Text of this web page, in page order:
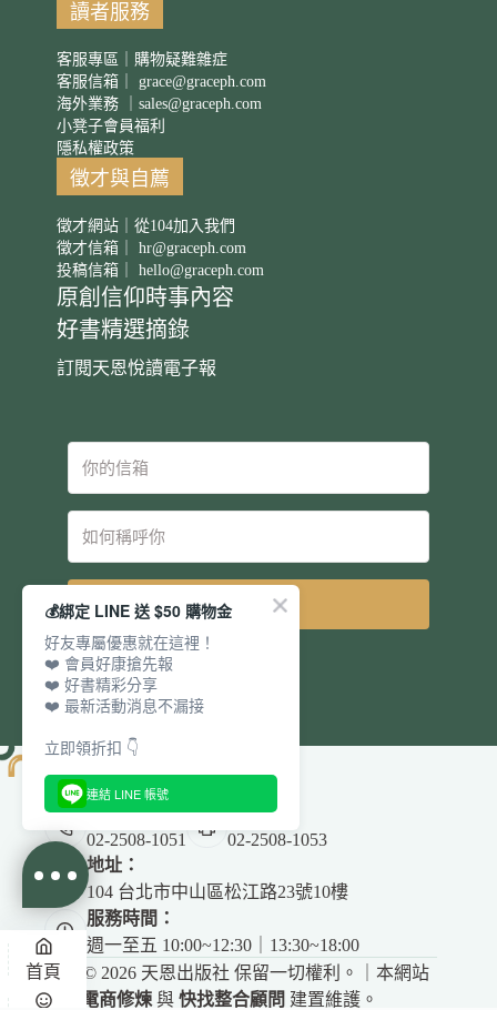
讀者服務
客服專區｜購物疑難雜症
客服信箱｜ grace@graceph.com
海外業務 ｜ sales@graceph.com
小凳子會員福利
隱私權政策
徵才與自薦
徵才網站｜從104加入我們
徵才信箱｜ hr@graceph.com
投稿信箱｜ hello@graceph.com
原創信仰時事內容
好書精選摘錄
訂閱天恩悅讀電子報
立即訂閱
電話：
02-2508-1051
傳真：
02-2508-1053
地址：
104 台北市中山區松江路23號10樓
服務時間：
週一至五 10:00~12:30｜13:30~18:00
Copyright © 2026 天恩出版社 保留一切權利。｜本網站
電商修煉 與快找整合顧問 建置維護。
首頁
💰綁定 LINE 送 $50 購物金
好友專屬優惠就在這裡！
❤️ 會員好康搶先報
❤️ 好書精彩分享
❤️ 最新活動消息不漏接
立即領折扣 👇
連結 LINE 帳號